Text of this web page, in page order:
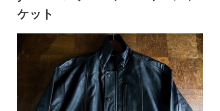
ケット